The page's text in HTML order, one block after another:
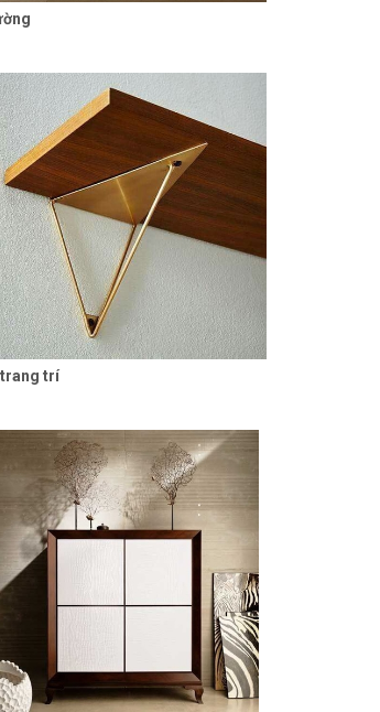
Liên hệ
trang trí